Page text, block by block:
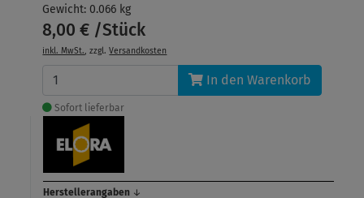
Gewicht: 0.066 kg
8,00 € /Stück
inkl. MwSt., zzgl.Versandkosten
In den Warenkorb
Sofort lieferbar
Herstellerangaben ↓